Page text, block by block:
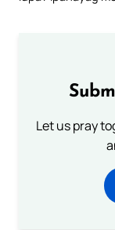
Let us pray